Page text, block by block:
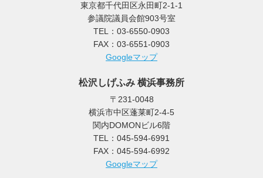
東京都千代田区永田町2-1-1
参議院議員会館903号室
TEL：03-6550-0903
FAX：03-6551-0903
Googleマップ
松沢しげふみ 横浜事務所
〒231-0048
横浜市中区蓬莱町2-4-5
関内DOMONビル6階
TEL：045-594-6991
FAX：045-594-6992
Googleマップ